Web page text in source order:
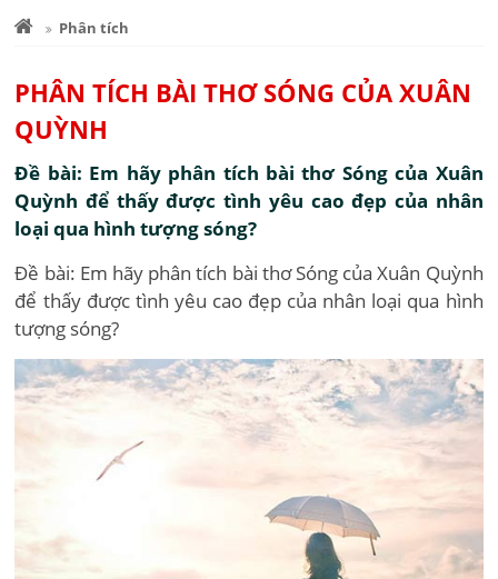
Phân tích
PHÂN TÍCH BÀI THƠ SÓNG CỦA XUÂN
QUỲNH
Đề bài: Em hãy phân tích bài thơ Sóng của Xuân
Quỳnh để thấy được tình yêu cao đẹp của nhân
loại qua hình tượng sóng?
Đề bài: Em hãy phân tích bài thơ Sóng của Xuân Quỳnh
để thấy được tình yêu cao đẹp của nhân loại qua hình
tượng sóng?